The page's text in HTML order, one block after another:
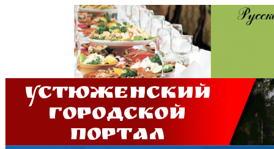
Устюженский
Городской
портал